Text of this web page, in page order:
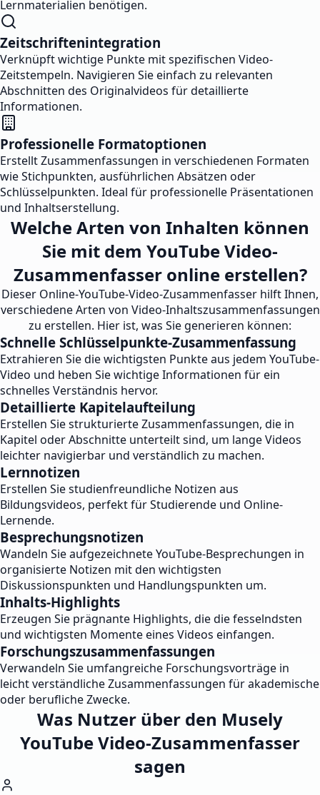
Lernmaterialien benötigen.
Zeitschriftenintegration
Verknüpft wichtige Punkte mit spezifischen Video-
Zeitstempeln. Navigieren Sie einfach zu relevanten
Abschnitten des Originalvideos für detaillierte
Informationen.
Professionelle Formatoptionen
Erstellt Zusammenfassungen in verschiedenen Formaten
wie Stichpunkten, ausführlichen Absätzen oder
Schlüsselpunkten. Ideal für professionelle Präsentationen
und Inhaltserstellung.
Welche Arten von Inhalten können
Sie mit dem YouTube Video-
Zusammenfasser online erstellen?
Dieser Online-YouTube-Video-Zusammenfasser hilft Ihnen,
verschiedene Arten von Video-Inhaltszusammenfassungen
zu erstellen. Hier ist, was Sie generieren können:
Schnelle Schlüsselpunkte-Zusammenfassung
Extrahieren Sie die wichtigsten Punkte aus jedem YouTube-
Video und heben Sie wichtige Informationen für ein
schnelles Verständnis hervor.
Detaillierte Kapitelaufteilung
Erstellen Sie strukturierte Zusammenfassungen, die in
Kapitel oder Abschnitte unterteilt sind, um lange Videos
leichter navigierbar und verständlich zu machen.
Lernnotizen
Erstellen Sie studienfreundliche Notizen aus
Bildungsvideos, perfekt für Studierende und Online-
Lernende.
Besprechungsnotizen
Wandeln Sie aufgezeichnete YouTube-Besprechungen in
organisierte Notizen mit den wichtigsten
Diskussionspunkten und Handlungspunkten um.
Inhalts-Highlights
Erzeugen Sie prägnante Highlights, die die fesselndsten
und wichtigsten Momente eines Videos einfangen.
Forschungszusammenfassungen
Verwandeln Sie umfangreiche Forschungsvorträge in
leicht verständliche Zusammenfassungen für akademische
oder berufliche Zwecke.
Was Nutzer über den Musely
YouTube Video-Zusammenfasser
sagen